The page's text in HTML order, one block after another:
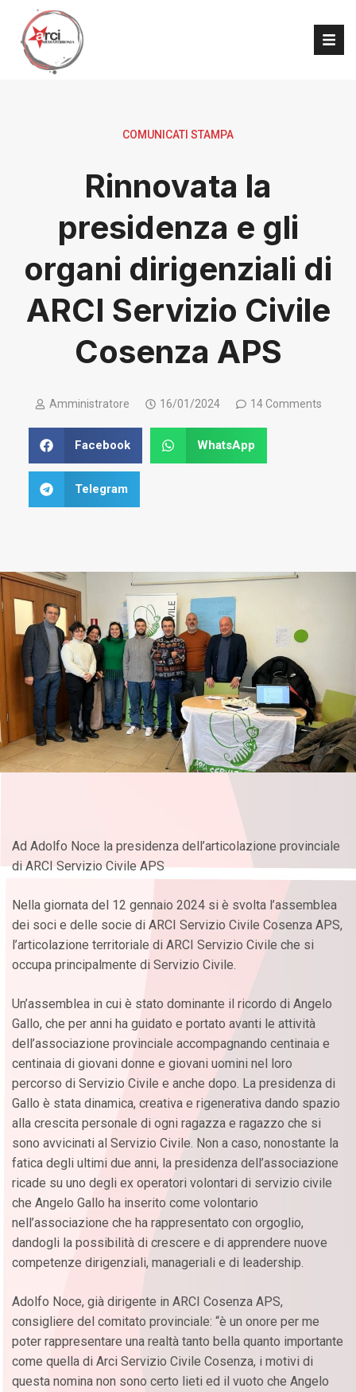
COMUNICATI STAMPA
Rinnovata la
presidenza e gli
organi dirigenziali di
ARCI Servizio Civile
Cosenza APS
Amministratore 16/01/2024 14 Comments
Facebook WhatsApp
Telegram
Ad Adolfo Noce la presidenza dell’articolazione provinciale
di ARCI Servizio Civile APS
Nella giornata del 12 gennaio 2024 si è svolta l’assemblea
dei soci e delle socie di ARCI Servizio Civile Cosenza APS,
l’articolazione territoriale di ARCI Servizio Civile che si
occupa principalmente di Servizio Civile.
Un’assemblea in cui è stato dominante il ricordo di Angelo
Gallo, che per anni ha guidato e portato avanti le attività
dell’associazione provinciale accompagnando centinaia e
centinaia di giovani donne e giovani uomini nel loro
percorso di Servizio Civile e anche dopo. La presidenza di
Gallo è stata dinamica, creativa e rigenerativa dando spazio
alla crescita personale di ogni ragazza e ragazzo che si
sono avvicinati al Servizio Civile. Non a caso, nonostante la
fatica degli ultimi due anni, la presidenza dell’associazione
ricade su uno degli ex operatori volontari di servizio civile
che Angelo Gallo ha inserito come volontario
nell’associazione che ha rappresentato con orgoglio,
dandogli la possibilità di crescere e di apprendere nuove
competenze dirigenziali, manageriali e di leadership.
Adolfo Noce, già dirigente in ARCI Cosenza APS,
consigliere del comitato provinciale: “è un onore per me
poter rappresentare una realtà tanto bella quanto importante
come quella di Arci Servizio Civile Cosenza, i motivi di
questa nomina non sono certo lieti ed il vuoto che Angelo